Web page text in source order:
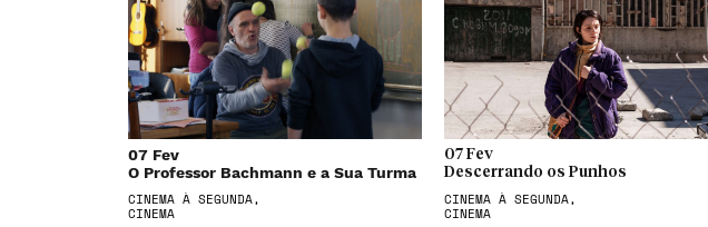
07 Fev
O Professor Bachmann e a Sua Turma
CINEMA À SEGUNDA,
CINEMA
07 Fev
Descerrando os Punhos
CINEMA À SEGUNDA,
CINEMA